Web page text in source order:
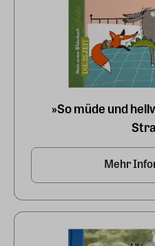
»So müde und
Mehr